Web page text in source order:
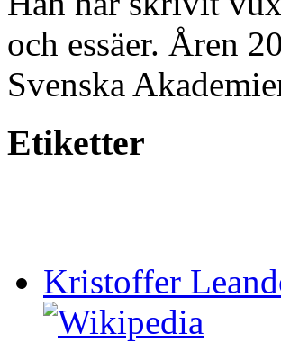
och essäer. Åren
Svenska
Etiketter
Kristoffer